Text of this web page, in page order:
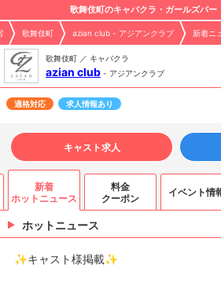
歌舞伎町のキャバクラ・ガールズバー
歌舞伎町 azian club - アジアンクラブ 新着ニ
歌舞伎町 ／ キャバクラ
azian club - アジアンクラブ
適格対応 求人情報あり
キャスト求人
新着
ホットニュース
料金
クーポン
イベント情
ホットニュース
✨キャスト様掲載✨